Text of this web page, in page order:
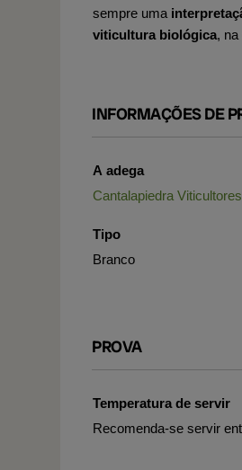
sempre uma
viticultura biológica,
INFORMAÇÕES DE
A adega
Cantalapiedra Viticultores
Tipo
Branco
PROVA
Temperatura de servir
Recomenda-se servir